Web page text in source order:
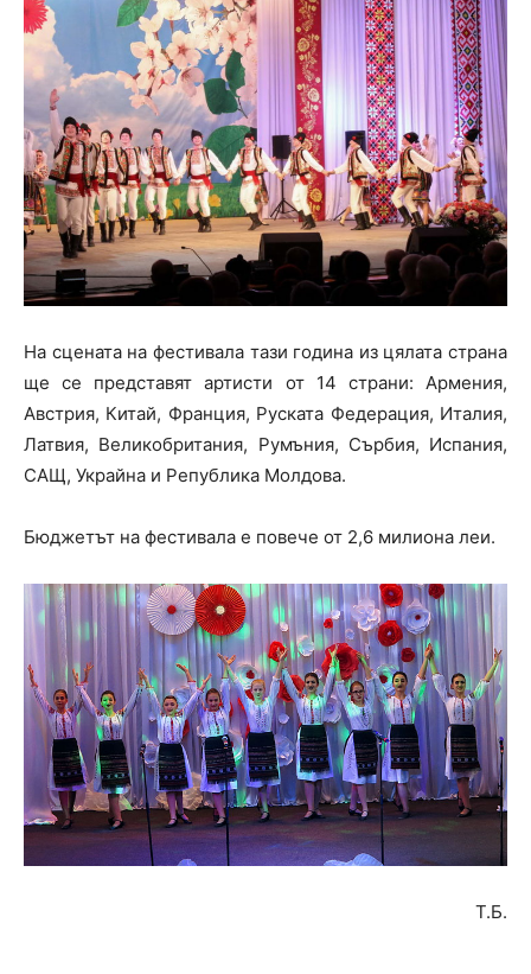
На сцената на фестивала тази година из цялата страна
ще се представят артисти от 14 страни: Армения,
Австрия, Китай, Франция, Руската Федерация, Италия,
Латвия, Великобритания, Румъния, Сърбия, Испания,
САЩ, Украйна и Република Молдова.
Бюджетът на фестивала е повече от 2,6 милиона леи.
Т.Б.